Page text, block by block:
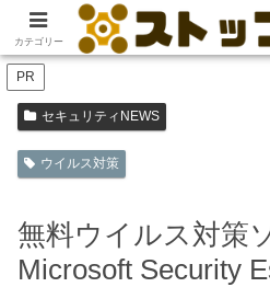
ホーム セキュリティNEWS
PR
セキュリティNEWS
ウイルス対策
無料ウイルス対策
Microsoft Security
カテゴリー